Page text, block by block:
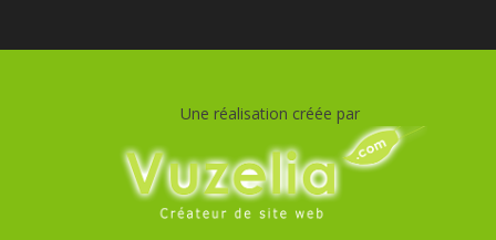
Une réalisation créée par